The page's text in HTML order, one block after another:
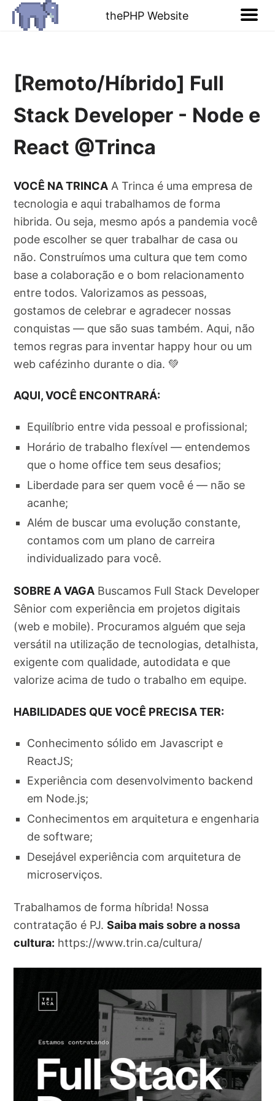
thePHP Website
[Remoto/Híbrido] Full
Stack Developer - Node e
React @Trinca
VOCÊ NA TRINCA A Trinca é uma empresa de
tecnologia e aqui trabalhamos de forma
hibrida. Ou seja, mesmo após a pandemia você
pode escolher se quer trabalhar de casa ou
não. Construímos uma cultura que tem como
base a colaboração e o bom relacionamento
entre todos. Valorizamos as pessoas,
gostamos de celebrar e agradecer nossas
conquistas — que são suas também. Aqui, não
temos regras para inventar happy hour ou um
web cafézinho durante o dia. 💚
AQUI, VOCÊ ENCONTRARÁ:
Equilíbrio entre vida pessoal e profissional;
Horário de trabalho flexível — entendemos
que o home office tem seus desafios;
Liberdade para ser quem você é — não se
acanhe;
Além de buscar uma evolução constante,
contamos com um plano de carreira
individualizado para você.
SOBRE A VAGA Buscamos Full Stack Developer
Sênior com experiência em projetos digitais
(web e mobile). Procuramos alguém que seja
versátil na utilização de tecnologias, detalhista,
exigente com qualidade, autodidata e que
valorize acima de tudo o trabalho em equipe.
HABILIDADES QUE VOCÊ PRECISA TER:
Conhecimento sólido em Javascript e
ReactJS;
Experiência com desenvolvimento backend
em Node.js;
Conhecimentos em arquitetura e engenharia
de software;
Desejável experiência com arquitetura de
microserviços.
Trabalhamos de forma híbrida! Nossa
contratação é PJ.Saiba mais sobre a nossa
cultura: https://www.trin.ca/cultura/